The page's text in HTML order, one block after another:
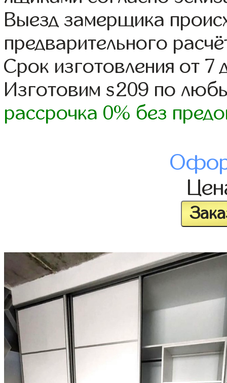
Выезд замерщика
предварительного
Срок изготовления от 7
Изготовим s209 по
рассрочка 0% без